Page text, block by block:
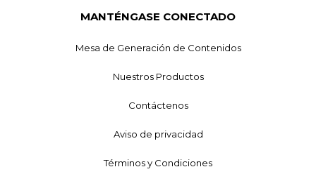
MANTÉNGASE CONECTADO
Mesa de Generación de Contenidos
Nuestros Productos
Contáctenos
Aviso de privacidad
Términos y Condiciones